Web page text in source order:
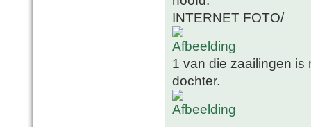
INTERNET FOTO/
1 van die zaailingen is
dochter.